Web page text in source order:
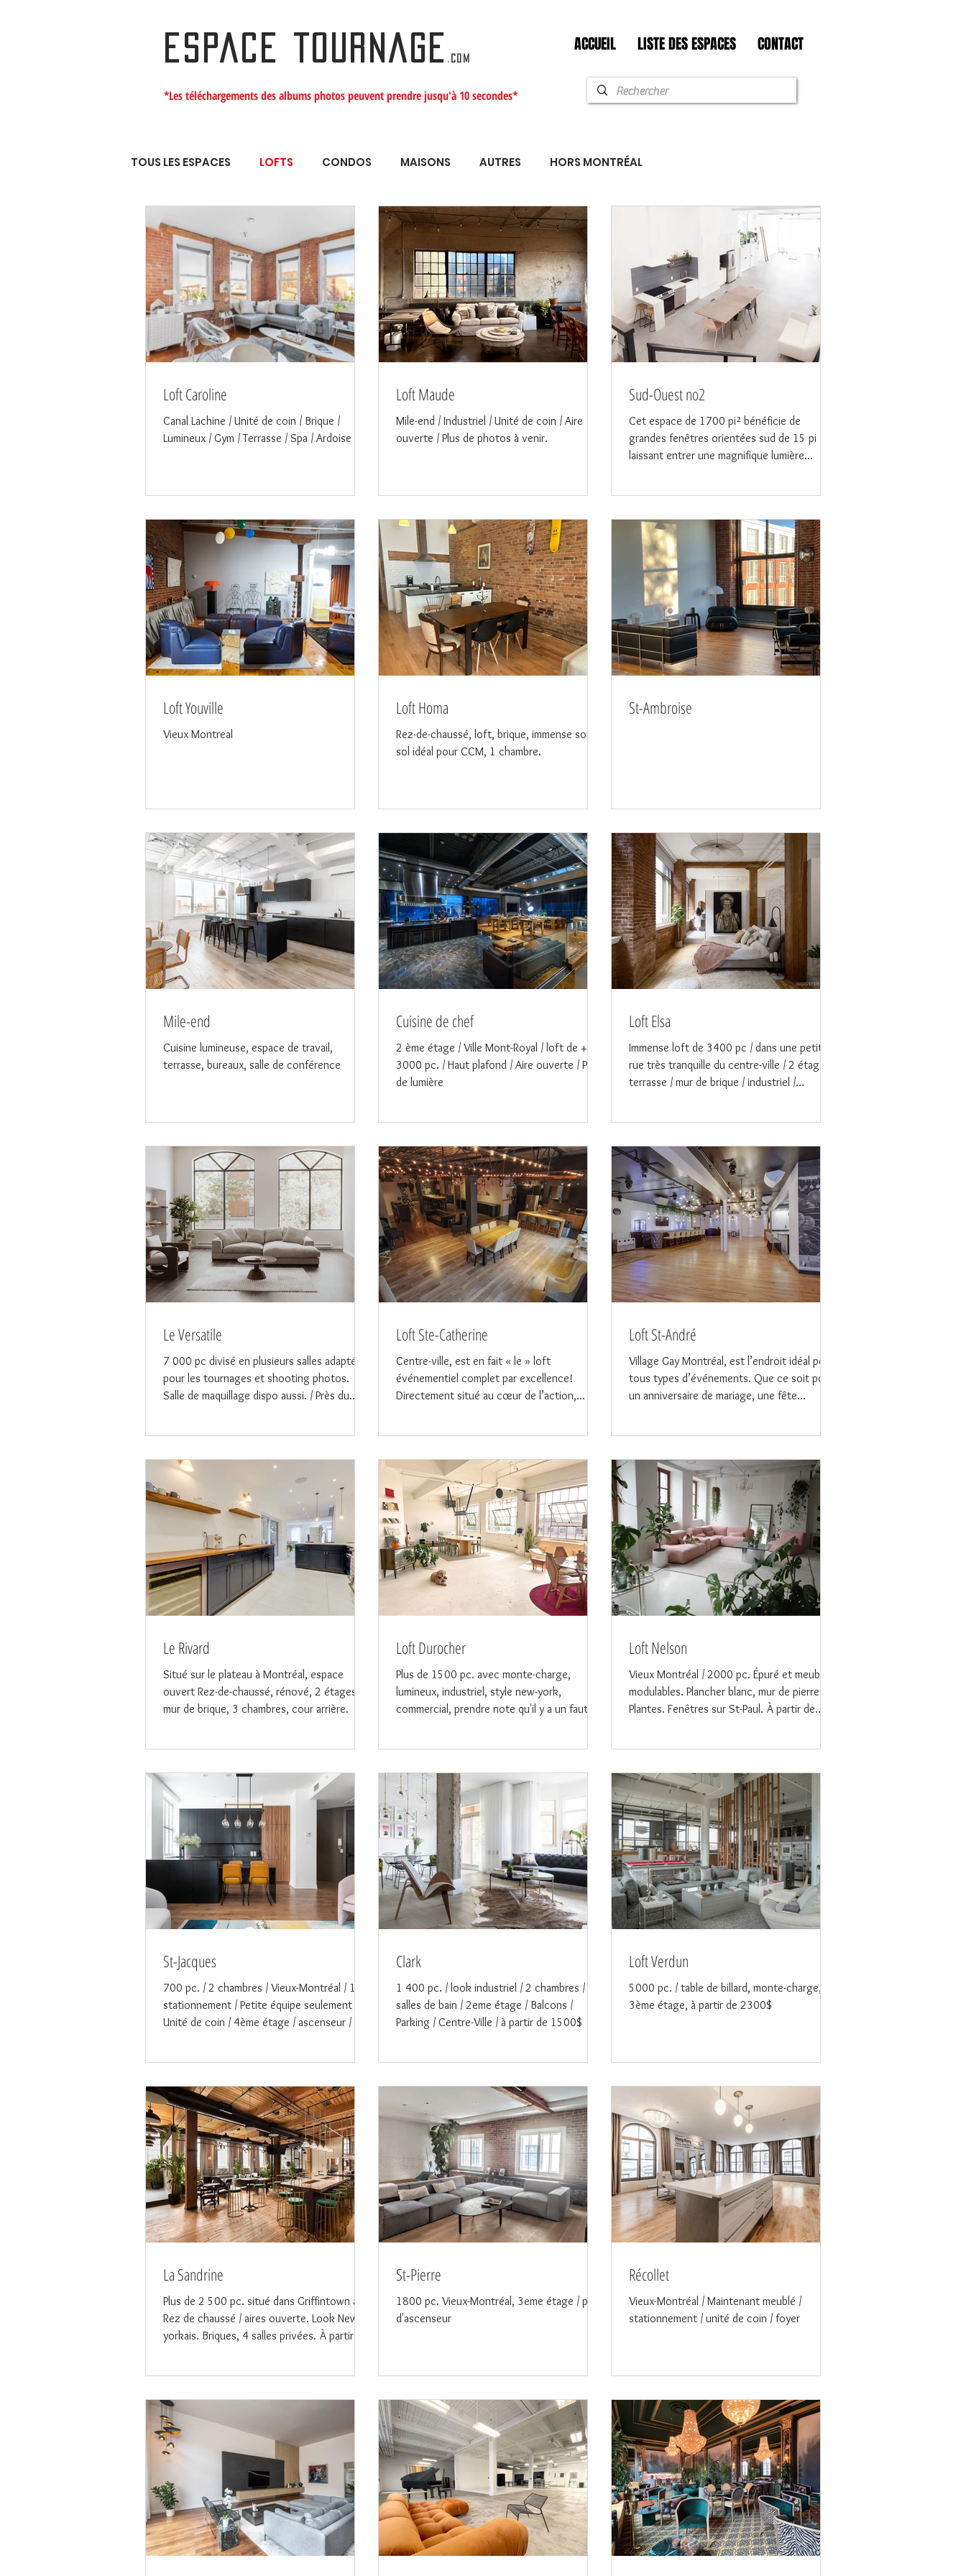
ESPACE TOURNAGE .com
ACCUEIL LISTE DES ESPACES CONTACT
*Les téléchargements des albums photos peuvent prendre jusqu'à 10 secondes*
TOUS LES ESPACES LOFTS CONDOS MAISONS AUTRES HORS MONTRÉAL
Loft Caroline
Canal Lachine / Unité de coin / Brique /
Lumineux / Gym / Terrasse / Spa / Ardoise /
Loft Maude
Mile-end / Industriel / Unité de coin / Aire
ouverte / Plus de photos à venir.
Sud-Ouest no2
Cet espace de 1700 pi² bénéficie de
grandes fenêtres orientées sud de 15 pi
laissant entrer une magnifique lumière
15 pi). Notre plancher de béton naturel a
une finition mate et un chauffage radiant 🔥
partout dans le studio, éliminant ainsi le
besoin de plinthes chauffantes ou de
radiateurs. Notre plateau de tournage,
baigné de lumière naturelle, est d
Loft Youville
Vieux Montreal
Loft Homa
Rez-de-chaussé, loft, brique, immense sous-
sol idéal pour CCM, 1 chambre.
St-Ambroise
Mile-end
Cuisine lumineuse, espace de travail,
terrasse, bureaux, salle de conférence
Cuisine de chef
2 ème étage / Ville Mont-Royal / loft de + de
3000 pc. / Haut plafond / Aire ouverte / Puit
de lumière
Loft Elsa
Immense loft de 3400 pc / dans une petite
rue très tranquille du centre-ville / 2 étages,
terrasse / mur de brique / industriel /
Le Versatile
7 000 pc divisé en plusieurs salles adaptées
pour les tournages et shooting photos.
Salle de maquillage dispo aussi. / Près du
Loft Ste-Catherine
Centre-ville, est en fait « le » loft
événementiel complet par excellence!
Directement situé au cœur de l’action,
Loft St-André
Village Gay Montréal, est l’endroit idéal pour
tous types d’événements. Que ce soit pour
un anniversaire de mariage, une fête
Le Rivard
Situé sur le plateau à Montréal, espace
ouvert Rez-de-chaussé, rénové, 2 étages,
mur de brique, 3 chambres, cour arrière.
Loft Durocher
Plus de 1500 pc. avec monte-charge,
lumineux, industriel, style new-york,
commercial, prendre note qu'il y a un fauteuil
Loft Nelson
Vieux Montréal / 2000 pc. Épuré et meubles
modulables. Plancher blanc, mur de pierre.
Plantes. Fenêtres sur St-Paul. À partir de
St-Jacques
700 pc. / 2 chambres / Vieux-Montréal / 1
stationnement / Petite équipe seulement /
Unité de coin / 4ème étage / ascenseur / à
Clark
1 400 pc. / look industriel / 2 chambres / 2
salles de bain / 2eme étage / Balcons /
Parking / Centre-Ville / à partir de 1500$
Loft Verdun
5000 pc. / table de billard, monte-charge,
3ème étage, à partir de 2300$
La Sandrine
Plus de 2 500 pc. situé dans Griffintown au
Rez de chaussé / aires ouverte. Look New-
yorkais. Briques, 4 salles privées. À partir de
Terrasse sur le toit / Nouvelle grande salle
adjacente
St-Pierre
1800 pc. Vieux-Montréal, 3eme étage / pas
d'ascenseur
Récollet
Vieux-Montréal / Maintenant meublé /
stationnement / unité de coin / foyer